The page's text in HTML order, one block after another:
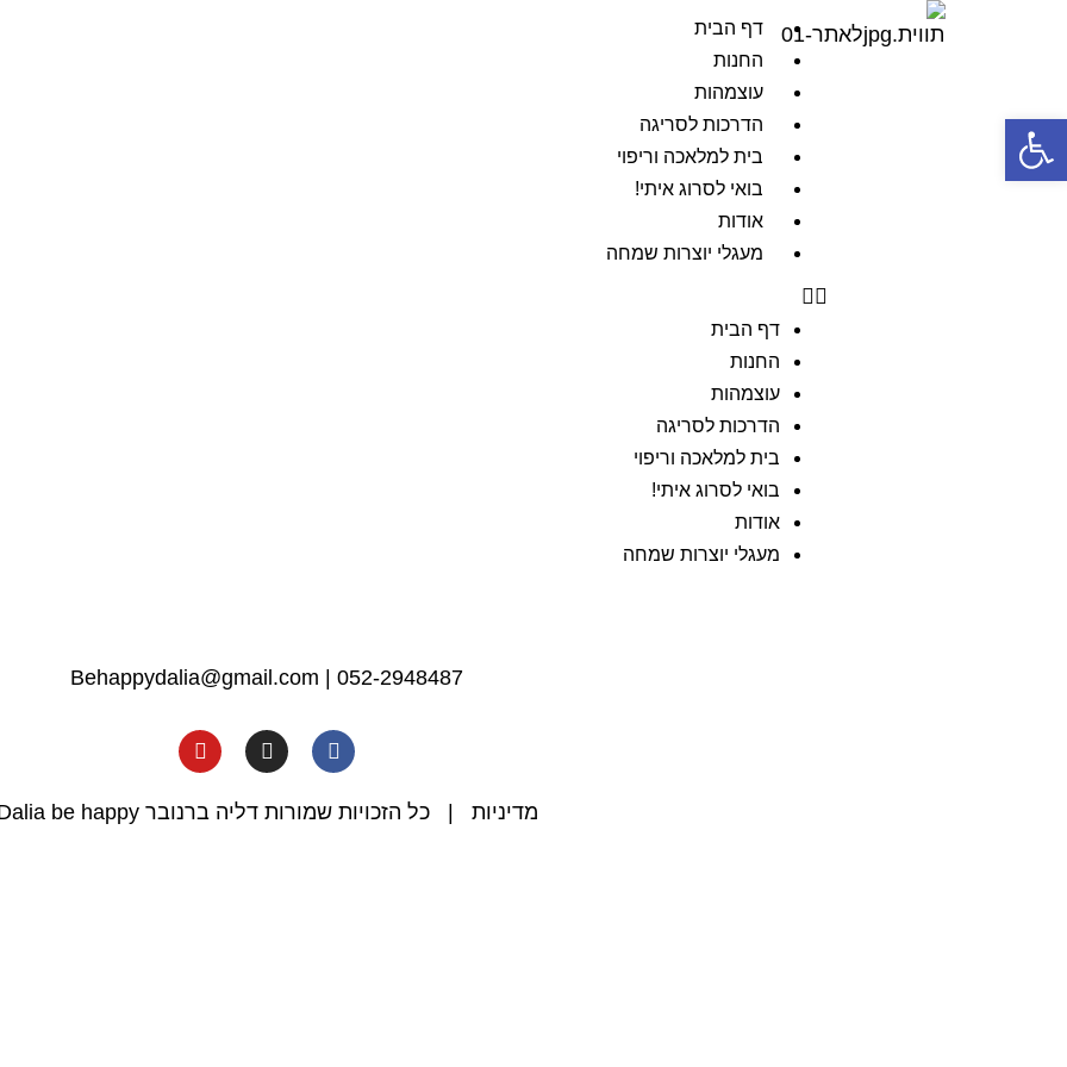
דף הבית
החנות
עוצמהות
הדרכות לסריגה
בית למלאכה וריפוי
בואי לסרוג איתי!
אודות
מעגלי יוצרות שמחה
דף הבית
החנות
עוצמהות
הדרכות לסריגה
בית למלאכה וריפוי
בואי לסרוג איתי!
אודות
מעגלי יוצרות שמחה
Behappydalia@gmail.com 052-2948487
מדיניות | כל הזכויות שמורות דליה ברנובר Dalia be happy
פתח סרגל נגישות